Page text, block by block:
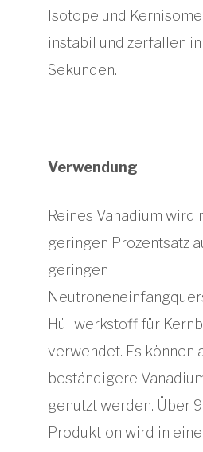
Isotope und
instabil und zerfallen
Sekunden.
Verwendung
Reines Vanadium wird
geringen Prozentsatz
geringen
Hüllwerkstoff für
verwendet. Es können
beständigere
genutzt werden. Über
Produktion wird in